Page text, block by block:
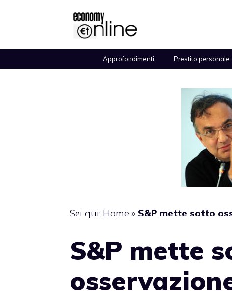
Approfondimenti Prestito personale
Sei qui: Home » S&P mette sotto
S&P mette